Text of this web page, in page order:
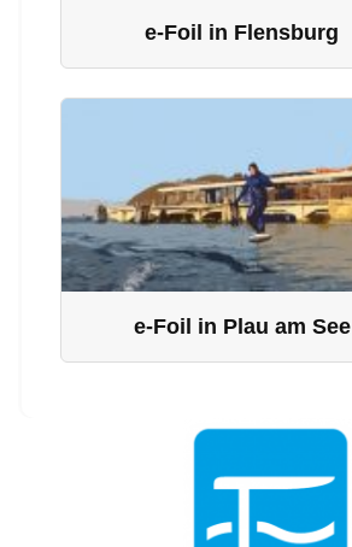
e-Foil in Flensburg
e-Foil in Plau am See